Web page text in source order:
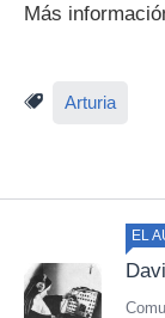
Más
Arturia
EL